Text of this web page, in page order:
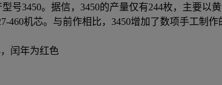
型号3450。据信，3450的产量仅有244枚，主要
27-460机芯。与前作相比，3450增加了数项手工
闰年为红色